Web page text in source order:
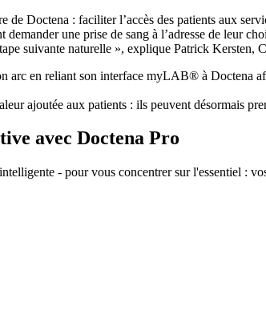
Doctena : faciliter l’accès des patients aux
une prise de sang à l’adresse de leur
suivante naturelle », explique Patrick Kersten,
en reliant son interface myLAB® à Doctena
ajoutée aux patients : ils peuvent désormais
avec Doctena Pro
- pour vous concentrer sur l'essentiel :